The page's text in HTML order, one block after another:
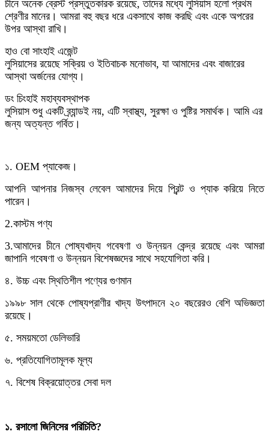
চীনে অনেক ব্রেস্ট প্রস্তুতকারক রয়েছে, তাদের মধ্যে লুসিয়াস হলো প্রথম
শ্রেণীর মানের। আমরা বহু বছর ধরে একসাথে কাজ করছি এবং একে অপরের
উপর আস্থা রাখি।
হাও বো সাংহাই এজেন্ট
লুসিয়াসের রয়েছে সক্রিয় ও ইতিবাচক মনোভাব, যা আমাদের এবং বাজারের
আস্থা অর্জনের যোগ্য।
ডং চিংহাই মহাব্যবস্থাপক
লুসিয়াস শুধু একটি ব্র্যান্ডই নয়, এটি স্বাস্থ্য, সুরক্ষা ও পুষ্টির সমার্থক। আমি এর
জন্য অত্যন্ত গর্বিত।
১. OEM প্যাকেজ।
আপনি আপনার নিজস্ব লেবেল আমাদের দিয়ে প্রিন্ট ও প্যাক করিয়ে নিতে
পারেন।
2.কাস্টম পণ্য
3.আমাদের চীনে পোষ্যখাদ্য গবেষণা ও উন্নয়ন কেন্দ্র রয়েছে এবং আমরা
জাপানি গবেষণা ও উন্নয়ন বিশেষজ্ঞদের সাথে সহযোগিতা করি।
৪. উচ্চ এবং স্থিতিশীল পণ্যের গুণমান
১৯৯৮ সাল থেকে পোষ্যপ্রাণীর খাদ্য উৎপাদনে ২০ বছরেরও বেশি অভিজ্ঞতা
রয়েছে।
৫. সময়মতো ডেলিভারি
৬. প্রতিযোগিতামূলক মূল্য
৭. বিশেষ বিক্রয়োত্তর সেবা দল
১. রসালো জিনিসের পরিচিতি?